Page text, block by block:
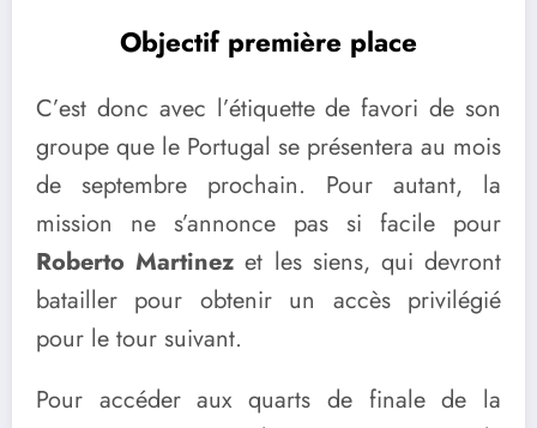
Objectif première place
C’est donc avec l’étiquette de favori de son
groupe que le Portugal se présentera au mois
de septembre prochain. Pour autant, la
mission ne s’annonce pas si facile pour
Roberto Martinez et les siens, qui devront
batailler pour obtenir un accès privilégié
pour le tour suivant.
Pour accéder aux quarts de finale de la